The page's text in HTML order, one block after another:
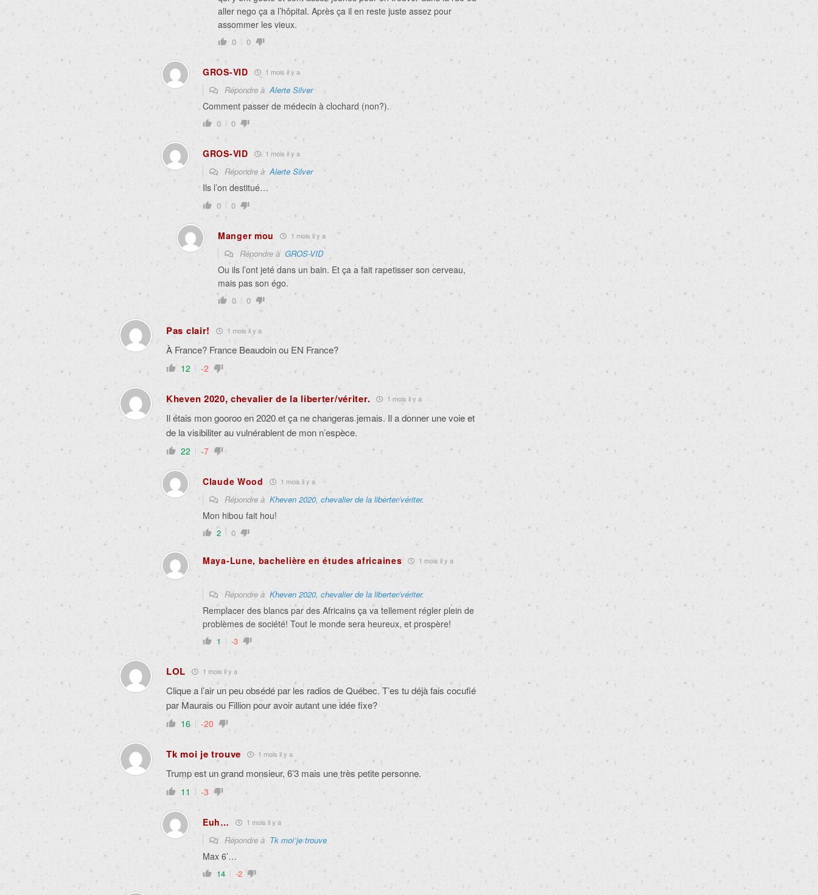
aller nego ça a l’hôpital. Après ça il en reste juste assez pour
assommer les vieux.
0 0
GROS-VID 1 mois il y a
Répondre àAlerte Silver
Comment passer de médecin à clochard (non?).
0 0
GROS-VID 1 mois il y a
Répondre àAlerte Silver
Ils l’on destitué…
0 0
Manger mou 1 mois il y a
Répondre à GROS-VID
Ou ils l’ont jeté dans un bain. Et ça a fait rapetisser son cerveau,
mais pas son égo.
0 0
Pas clair! 1 mois il y a
À France? France Beaudoin ou EN France?
12 -2
Kheven 2020, chevalier de la liberter/vériter. 1 mois il y a
Il étais mon gooroo en 2020 et ça ne changeras jemais. Il a donner une voie et
de la visibiliter au vulnérablent de mon n’espèce.
22 -7
Claude Wood 1 mois il y a
Répondre à Kheven 2020, chevalier de la liberter/vériter.
Mon hibou fait hou!
2 0
Maya-Lune, bachelière en études africaines 1 mois il y a
Répondre à Kheven 2020, chevalier de la liberter/vériter.
Remplacer des blancs par des Africains ça va tellement régler plein de
problèmes de société! Tout le monde sera heureux, et prospère!
1 -3
LOL 1 mois il y a
Clique a l’air un peu obsédé par les radios de Québec. T’es tu déjà fais cocufié
par Maurais ou Fillion pour avoir autant une idée fixe?
16 -20
Tk moi je trouve 1 mois il y a
Trump est un grand monsieur, 6’3 mais une très petite personne.
11 -3
Euh… 1 mois il y a
Répondre à Tk moi je trouve
Max 6’…
14 -2